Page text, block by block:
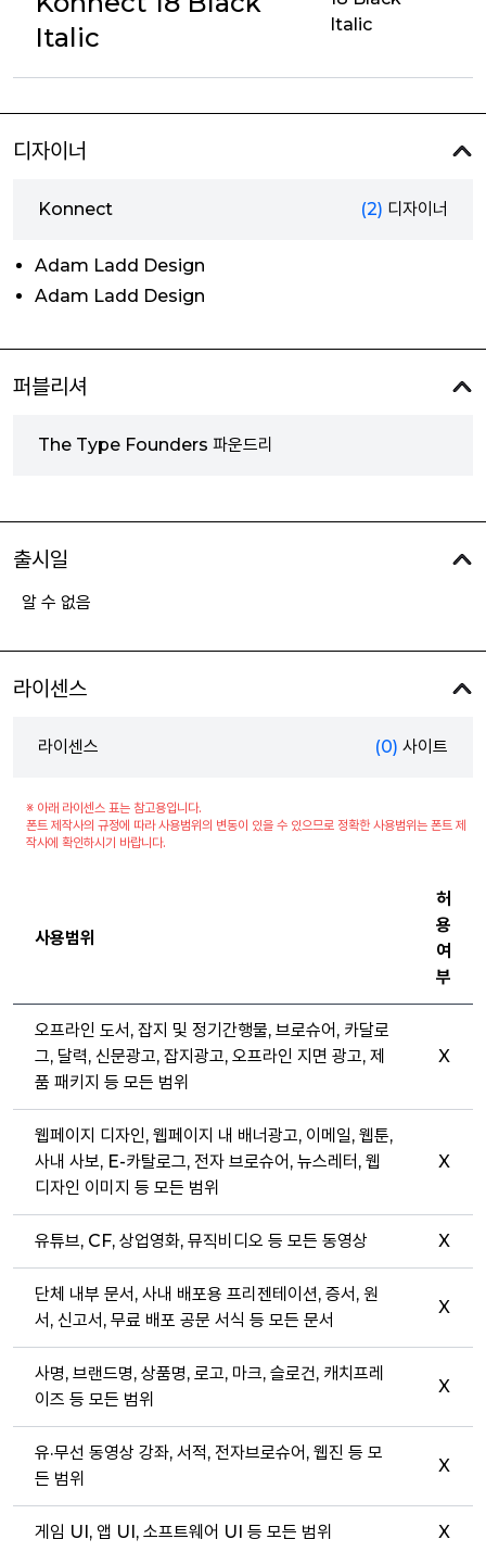
Italic
Italic
디자이너
Konnect (2) 디자이너
Adam Ladd Design
Adam Ladd Design
퍼블리셔
The Type Founders 파운드리
출시일
알 수 없음
라이센스
라이센스 (0) 사이트
※ 아래 라이센스 표는 참고용입니다.
폰트 제작사의 규정에 따라 사용범위의 변동이 있을 수 있으므로 정확한 사용범위는 폰트 제
작사에 확인하시기 바랍니다.
사용범위
허
용
여
부
오프라인 도서, 잡지 및 정기간행물, 브로슈어, 카달로
그, 달력, 신문광고, 잡지광고, 오프라인 지면 광고, 제
품 패키지 등 모든 범위
X
웹페이지 디자인, 웹페이지 내 배너광고, 이메일, 웹툰,
사내 사보, E-카탈로그, 전자 브로슈어, 뉴스레터, 웹
디자인 이미지 등 모든 범위
X
유튜브, CF, 상업영화, 뮤직비디오 등 모든 동영상 X
단체 내부 문서, 사내 배포용 프리젠테이션, 증서, 원
서, 신고서, 무료 배포 공문 서식 등 모든 문서
X
사명, 브랜드명, 상품명, 로고, 마크, 슬로건, 캐치프레
이즈 등 모든 범위
X
유·무선 동영상 강좌, 서적, 전자브로슈어, 웹진 등 모
든 범위
X
게임 UI, 앱 UI, 소프트웨어 UI 등 모든 범위 X